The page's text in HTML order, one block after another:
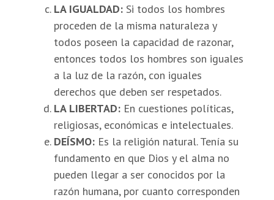
LA IGUALDAD: Si todos los hombres
proceden de la misma naturaleza y
todos poseen la capacidad de razonar,
entonces todos los hombres son iguales
a la luz de la razón, con iguales
derechos que deben ser respetados.
LA LIBERTAD: En cuestiones políticas,
religiosas, económicas e intelectuales.
DEÍSMO: Es la religión natural. Tenía su
fundamento en que Dios y el alma no
pueden llegar a ser conocidos por la
razón humana, por cuanto corresponden